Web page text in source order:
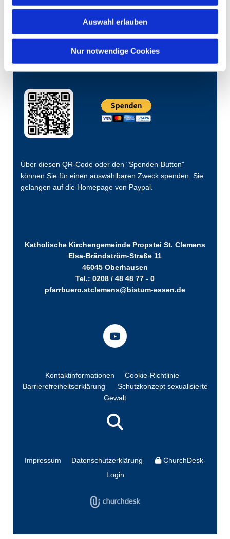
Auswahl erlauben
Nur notwendige Cookies
Über diesen QR-Code oder den "Spenden-Button"
können Sie für einen auswählbaren Zweck spenden. Sie
gelangen auf die Homepage von Paypal.
Katholische Kirchengemeinde Propstei St. Clemens
Elsa-Brändström-Straße 11
46045 Oberhausen
Tel.: 0208 / 48 48 77 - 0
pfarrbuero.stclemens@bistum-essen.de
Kontaktinformationen
Cookie-Richtlinie
Barrierefreiheitserklärung
Schutzkonzept sexualisierte
Gewalt
Impressum Datenschutzerklärung
ChurchDesk-
Login